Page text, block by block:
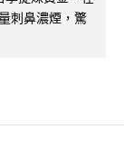
刺鼻濃煙，驚